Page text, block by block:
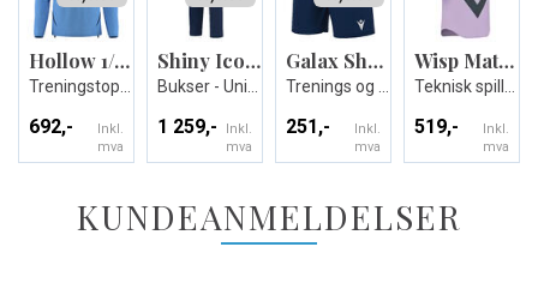
Hollow 1/4 zip
692,-
Inkl.
mva
Shiny Icon pant
1 259,-
Inkl.
mva
Galax Shorts
251,-
Inkl.
mva
Wisp Match Day Shirt
519,-
Inkl.
mva
KUNDEANMELDELSER